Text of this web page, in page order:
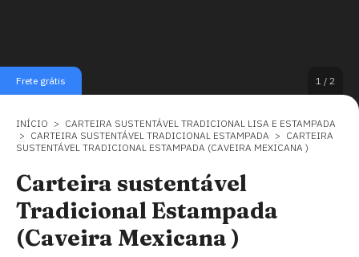
Frete grátis 1 / 2
INÍCIO > CARTEIRA SUSTENTÁVEL TRADICIONAL LISA E ESTAMPADA
> CARTEIRA SUSTENTÁVEL TRADICIONAL ESTAMPADA > CARTEIRA
SUSTENTÁVEL TRADICIONAL ESTAMPADA (CAVEIRA MEXICANA )
Carteira sustentável
Tradicional Estampada
(Caveira Mexicana )